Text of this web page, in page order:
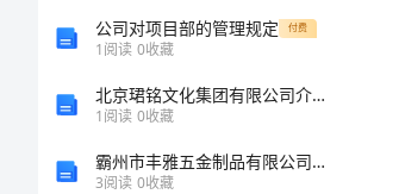
公司对项目部的管理规定 付费
1阅读 0收藏
北京珺铭文化集团有限公司介绍企业发展分析报告
1阅读 0收藏
霸州市丰雅五金制品有限公司介绍企业发展分析报告
3阅读 0收藏